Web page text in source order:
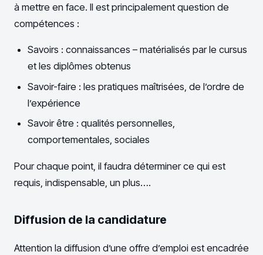
à mettre en face. Il est principalement question de
compétences :
Savoirs : connaissances – matérialisés par le cursus
et les diplômes obtenus
Savoir-faire : les pratiques maîtrisées, de l’ordre de
l’expérience
Savoir être : qualités personnelles,
comportementales, sociales
Pour chaque point, il faudra déterminer ce qui est
requis, indispensable, un plus….
Diffusion de la candidature
Attention la diffusion d’une offre d’emploi est encadrée